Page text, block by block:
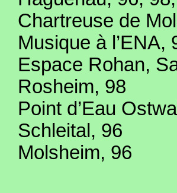
Chartreuse de
Musique à l’ENA,
Espace Rohan,
Rosheim, 98
Point d’Eau
Schleital, 96
Molsheim, 96